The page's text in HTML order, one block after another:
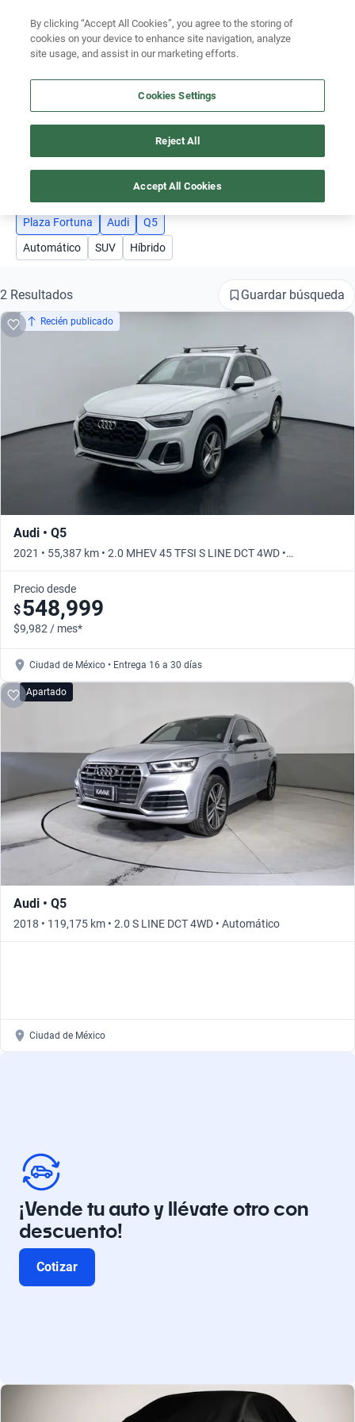
Ubicación
Busca por modelo
Busca por versión
Busca por marca
Busca por modelo
Busca por versión
Busca por año
3
Plaza Fortuna Audi
Q5
Automático
SUV Híbrido
2 Resultados Guardar búsqueda
Recién publicado
Audi • Q5
2021 • 55,387 km • 2.0 MHEV 45 TFSI S LINE DCT 4WD •
Automático
Precio desde
$548,999
$9,982 / mes*
Ciudad de México • Entrega 16 a 30 días
Apartado
Audi • Q5
2018 • 119,175 km • 2.0 S LINE DCT 4WD • Automático
Ciudad de México
¡Vende tu auto y llévate otro con
descuento!
Cotizar
By clicking “Accept All Cookies”, you agree to the storing of
cookies on your device to enhance site navigation, analyze
site usage, and assist in our marketing efforts.
Cookies Settings
Reject All
Accept All Cookies